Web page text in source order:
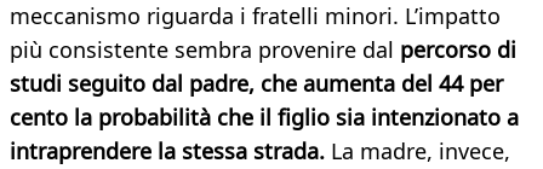
meccanismo riguarda i fratelli minori. L’impatto
più consistente sembra provenire dal percorso di
studi seguito dal padre, che aumenta del 44 per
cento la probabilità che il figlio sia intenzionato a
intraprendere la stessa strada. La madre, invece,